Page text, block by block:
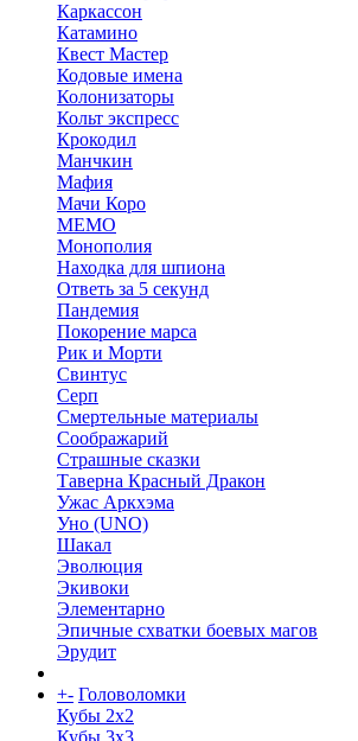
Каркассон
Катамино
Квест Мастер
Кодовые имена
Колонизаторы
Кольт экспресс
Крокодил
Манчкин
Мафия
Мачи Коро
МЕМО
Монополия
Находка для шпиона
Ответь за 5 секунд
Пандемия
Покорение марса
Рик и Морти
Свинтус
Серп
Смертельные материалы
Соображарий
Страшные сказки
Таверна Красный Дракон
Ужас Аркхэма
Уно (UNO)
Шакал
Эволюция
Экивоки
Элементарно
Эпичные схватки боевых магов
Эрудит
+- Головоломки
Кубы 2х2